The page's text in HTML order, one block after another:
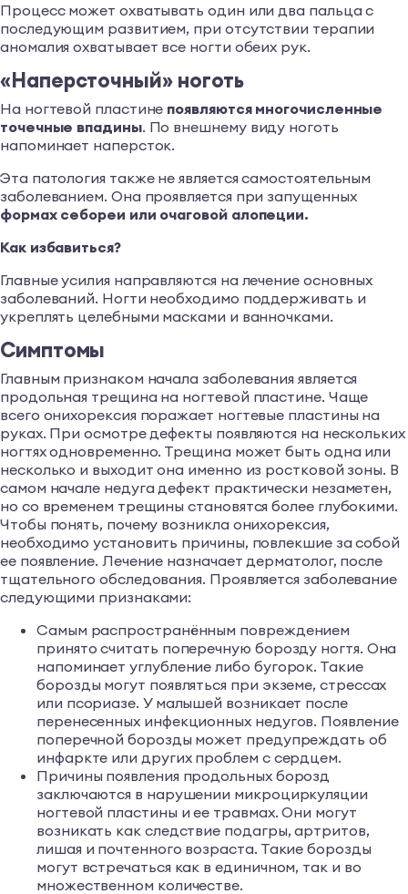
Процесс может охватывать один или два пальца с
последующим развитием, при отсутствии терапии
аномалия охватывает все ногти обеих рук.
«Наперсточный» ноготь
На ногтевой пластине появляются многочисленные
точечные впадины. По внешнему виду ноготь
напоминает наперсток.
Эта патология также не является самостоятельным
заболеванием. Она проявляется при запущенных
формах себореи или очаговой алопеции.
Как избавиться?
Главные усилия направляются на лечение основных
заболеваний. Ногти необходимо поддерживать и
укреплять целебными масками и ванночками.
Симптомы
Главным признаком начала заболевания является
продольная трещина на ногтевой пластине. Чаще
всего онихорексия поражает ногтевые пластины на
руках. При осмотре дефекты появляются на нескольких
ногтях одновременно. Трещина может быть одна или
несколько и выходит она именно из ростковой зоны. В
самом начале недуга дефект практически незаметен,
но со временем трещины становятся более глубокими.
Чтобы понять, почему возникла онихорексия,
необходимо установить причины, повлекшие за собой
ее появление. Лечение назначает дерматолог, после
тщательного обследования. Проявляется заболевание
следующими признаками:
Самым распространённым повреждением
принято считать поперечную борозду ногтя. Она
напоминает углубление либо бугорок. Такие
борозды могут появляться при экземе, стрессах
или псориазе. У малышей возникает после
перенесенных инфекционных недугов. Появление
поперечной борозды может предупреждать об
инфаркте или других проблем с сердцем.
Причины появления продольных борозд
заключаются в нарушении микроциркуляции
ногтевой пластины и ее травмах. Они могут
возникать как следствие подагры, артритов,
лишая и почтенного возраста. Такие борозды
могут встречаться как в единичном, так и во
множественном количестве.